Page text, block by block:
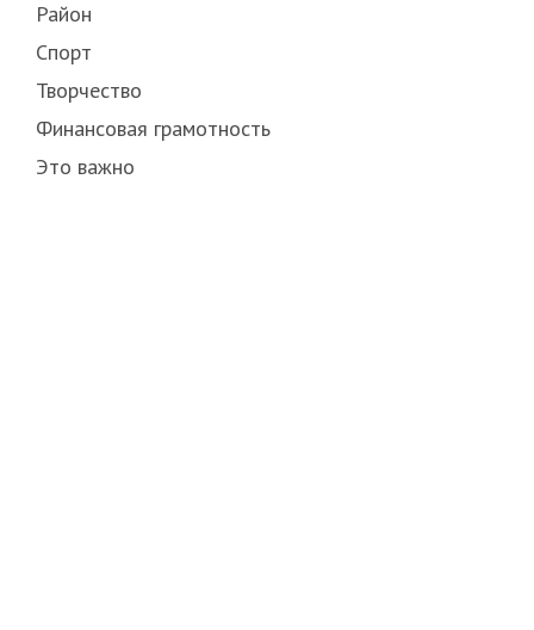
Район
Спорт
Творчество
Финансовая грамотность
Это важно